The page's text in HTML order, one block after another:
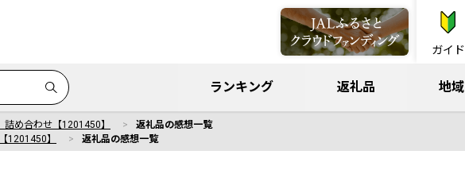
ガイド
ランキング 返礼品 地域
め合わせ【1201450】
返礼品の感想一覧
】 返礼品の感想一覧